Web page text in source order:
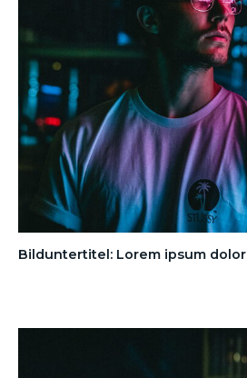
Bilduntertitel: Lorem ipsum dolor